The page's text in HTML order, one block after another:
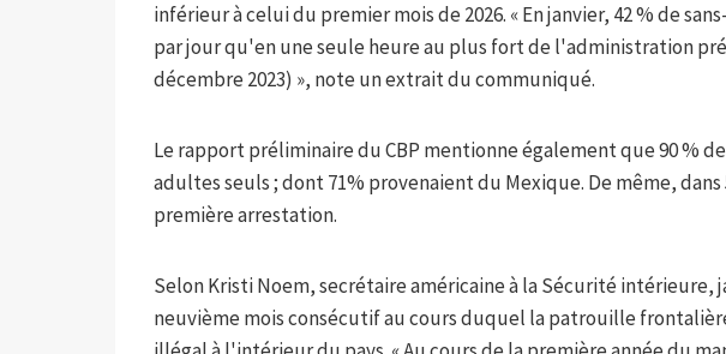
inférieur à celui du premier mois de 2026. « En janvier, 42 % de
par jour qu'en une seule heure au plus fort de l'administration
décembre 2023) », note un extrait du communiqué.
Le rapport préliminaire du CBP mentionne également que 90 %
adultes seuls ; dont 71% provenaient du Mexique. De même,
première arrestation.
Selon Kristi Noem, secrétaire américaine à la Sécurité intérieure,
neuvième mois consécutif au cours duquel la patrouille